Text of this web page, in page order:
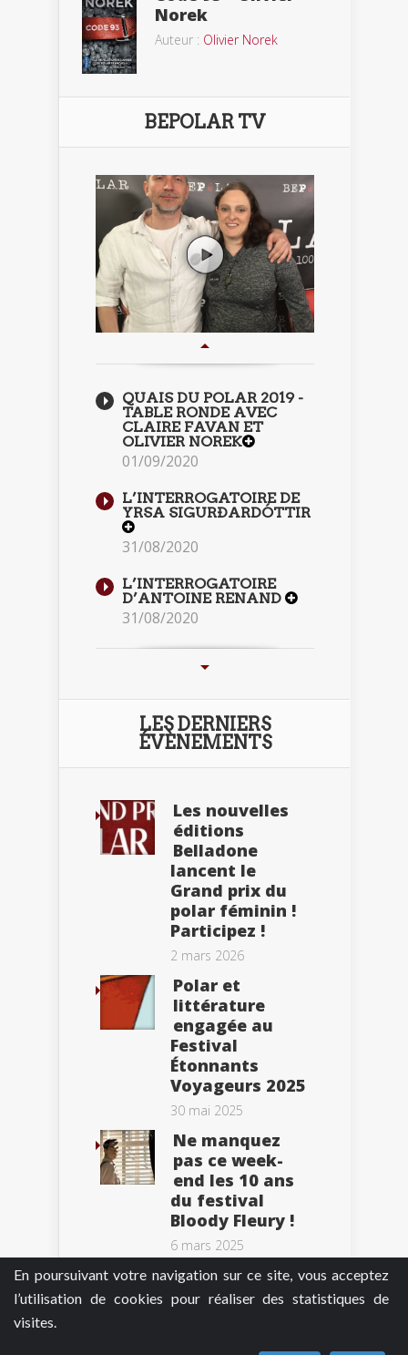
En poursuivant votre navigation sur ce site, vous acceptez
l’utilisation de cookies pour réaliser des statistiques de
visites.
Norek
Auteur : Olivier Norek
BEPOLAR TV
QUAIS DU POLAR 2019 -
TABLE RONDE AVEC
CLAIRE FAVAN ET
OLIVIER NOREK
01/09/2020
L’INTERROGATOIRE DE
YRSA SIGURÐARDÓTTIR
31/08/2020
L’INTERROGATOIRE
D’ANTOINE RENAND
31/08/2020
LES DERNIERS
ÉVÈNEMENTS
Les nouvelles
éditions
Belladone
lancent le
Grand prix du
polar féminin !
Participez !
2 mars 2026
Polar et
littérature
engagée au
Festival
Étonnants
Voyageurs 2025
30 mai 2025
Ne manquez
pas ce week-
end les 10 ans
du festival
Bloody Fleury !
6 mars 2025